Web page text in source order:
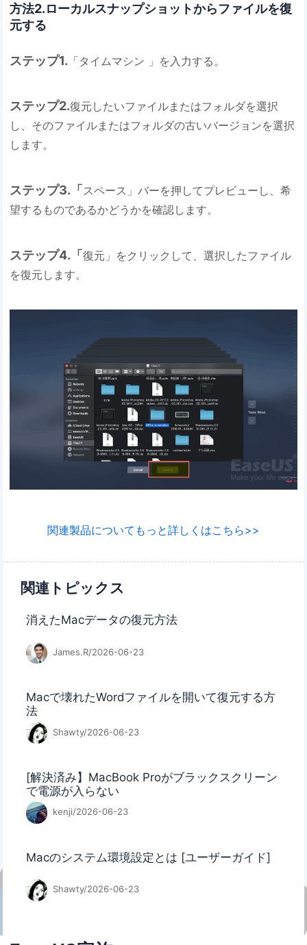
方法2.ローカルスナップショットからファイルを復
元する
ステップ1. 「タイムマシン 」を入力する。
ステップ2.復元したいファイルまたはフォルダを選択
し、そのファイルまたはフォルダの古いバージョンを選択
します。
ステップ3.「スペース」バーを押してプレビューし、希
望するものであるかどうかを確認します。
ステップ4.「復元」をクリックして、選択したファイル
を復元します。
関連製品についてもっと詳しくはこちら>>
関連トピックス
消えたMacデータの復元方法
James.R/2026-06-23
Macで壊れたWordファイルを開いて復元する方
法
Shawty/2026-06-23
[解決済み】MacBook Proがブラックスクリーン
で電源が入らない
kenji/2026-06-23
Macのシステム環境設定とは [ユーザーガイド]
Shawty/2026-06-23